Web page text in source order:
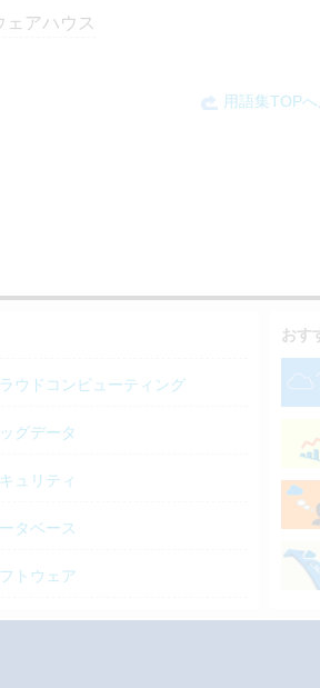
ェアハウス
用語集TOP
ウドコンピューティング
グデータ
ュリティ
タベース
トウェア
おす